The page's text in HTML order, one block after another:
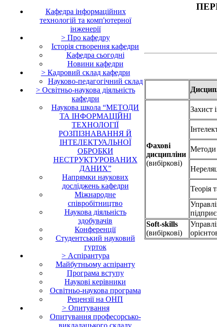
Кафедра iнформаційних
технологій та комп'ютерної
інженерії
> Про кафедру
Історія створення кафедри
Кафедра сьогодні
Новини кафедри
> Кадровий склад кафедри
Науково-педагогічний склад
> Освітньо-наукова діяльність
кафедри
Наукова школа “МЕТОДИ
ТА ІНФОРМАЦІЙНІ
ТЕХНОЛОГІЇ
РОЗПІЗНАВАННЯ Й
ІНТЕЛЕКТУАЛЬНОЇ
ОБРОБКИ
НЕСТРУКТУРОВАНИХ
ДАНИХ”
Напрямки наукових
досліджень кафедри
Міжнародне
співробітництво
Наукова діяльність
здобувачів
Конференції
Студентський науковий
гурток
> Аспірантура
Майбутньому аспіранту
Програма вступу
Наукові керівники
Освітньо-наукова програма
Рецензії на ОНП
> Опитування
Опитування професорсько-
Фахові
дисципліни
(вибіркові)
Захист
Методи
Теорія
Soft-skills
(вибіркові)